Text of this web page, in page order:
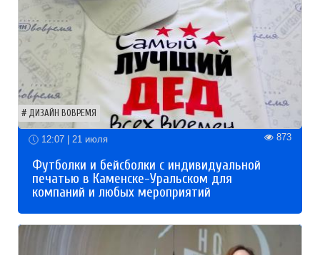
ДИЗАЙН ВОВРЕМЯ
12:07 | 21 июля 873
Футболки и бейсболки с индивидуальной
печатью в Каменске-Уральском для
компаний и любых мероприятий